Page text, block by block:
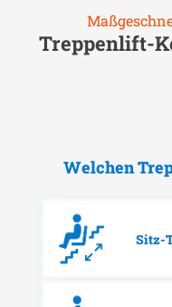
Treppenlift-
Welchen
Sitz-